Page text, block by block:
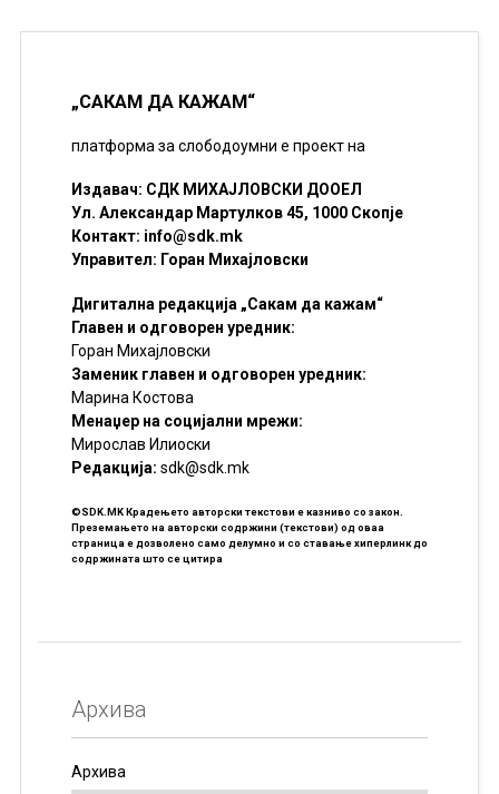
„САКАМ ДА КАЖАМ“
платформа за слободоумни е проект на
Издавач: СДК МИХАЈЛОВСКИ ДООЕЛ
Ул. Александар Мартулков 45, 1000 Скопје
Контакт: info@sdk.mk
Управител: Горан Михајловски
Дигитална редакција „Сакам да кажам“
Главен и одговорен уредник:
Горан Михајловски
Заменик главен и одговорен уредник:
Марина Костова
Менаџер на социјални мрежи:
Мирослав Илиоски
Редакцијa: sdk@sdk.mk
©SDK.MK Крадењето авторски текстови е казниво со закон.
Преземањето на авторски содржини (текстови) од оваа
страница е дозволено само делумно и со ставање хиперлинк до
содржината што се цитира
Архива
Архива